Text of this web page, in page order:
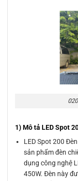
1) Mô tả LED Spot
LED Spot 200
sản phẩm đèn
dụng công nghệ
450W. Đèn này